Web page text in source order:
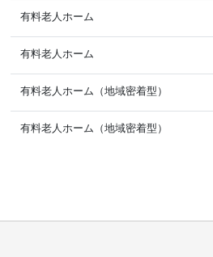
有料老人ホーム
有料老人ホーム
有料老人ホーム（地域密着型）
有料老人ホーム（地域密着型）